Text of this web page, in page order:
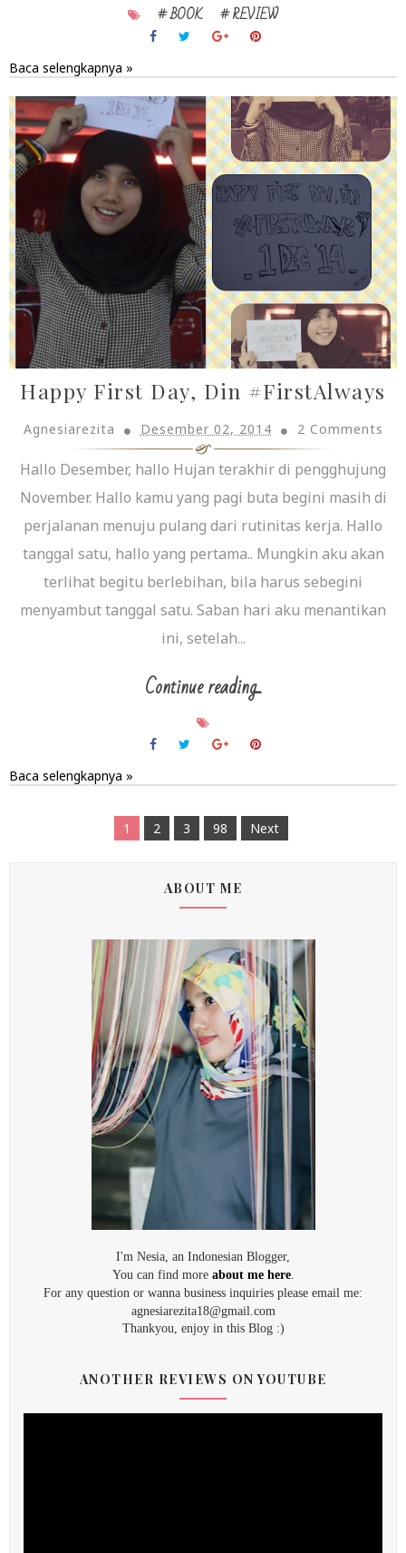
# BOOK # REVIEW
Baca selengkapnya »
Happy First Day, Din #FirstAlways
Agnesiarezita Desember 02, 2014 2 Comments
Hallo Desember, hallo Hujan terakhir di pengghujung
November. Hallo kamu yang pagi buta begini masih di
perjalanan menuju pulang dari rutinitas kerja. Hallo
tanggal satu, hallo yang pertama.. Mungkin aku akan
terlihat begitu berlebihan, bila harus sebegini
menyambut tanggal satu. Saban hari aku menantikan
ini, setelah...
Continue reading...
Baca selengkapnya »
1 2 3 98 Next
ABOUT ME
I'm Nesia, an Indonesian Blogger,
You can find more about me here.
For any question or wanna business inquiries please email me:
agnesiarezita18@gmail.com
Thankyou, enjoy in this Blog :)
ANOTHER REVIEWS ON YOUTUBE